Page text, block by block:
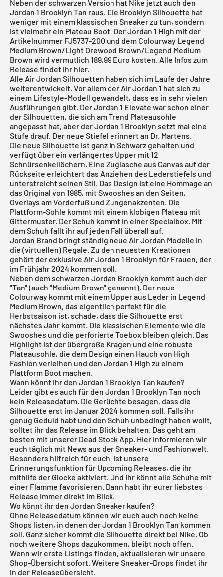
Neben der schwarzen Version hat Nike jetzt auch den
Jordan 1 Brooklyn Tan raus. Die Brooklyn Silhouette hat
weniger mit einem klassischen Sneaker zu tun, sondern
ist vielmehr ein Plateau Boot. DerJordan 1 High mit der
Artikelnummer FJ5737-200 und dem Colourway Legend
Medium Brown/Light Orewood Brown/Legend Medium
Brown wird vermutlich 189,99 Euro kosten. Alle Infos zum
Release findet ihr hier.
Alle Air Jordan Silhouetten haben sich im Laufe der Jahre
weiterentwickelt. Vor allem der Air Jordan 1 hat sich zu
einem Lifestyle-Modell gewandelt, dass es in sehr vielen
Ausführungen gibt. Der Jordan 1 Elevate war schon einer
der Silhouetten, die sich am Trend Plateausohle
angepasst hat, aber der Jordan 1 Brooklyn setzt mal eine
Stufe drauf. Der neue Stiefel erinnert an Dr. Martens.
Die neue Silhouette ist ganz in Schwarz gehalten und
verfügt über ein verlängertes Upper mit 12
Schnürsenkellöchern. Eine Zuglasche aus Canvas auf der
Rückseite erleichtert das Anziehen des Lederstiefels und
unterstreicht seinen Stil. Das Design ist eine Hommage an
das Original von 1985, mit Swooshes an den Seiten,
Overlays am Vorderfuß und Zungenakzenten. Die
Plattform-Sohle kommt mit einem klobigen Plateau mit
Gittermuster. Der Schuh kommt in einer Specialbox. Mit
dem Schuh fallt ihr auf jeden Fall überall auf.
Jordan Brand bringt ständig neue Air Jordan Modelle in
die (virtuellen) Regale. Zu den neuesten Kreationen
gehört der exklusive Air Jordan 1 Brooklyn für Frauen, der
im Frühjahr 2024 kommen soll.
Neben demschwarzen Jordan Brooklyn kommt auch der
"Tan" (auch "Medium Brown" genannt). Der neue
Colourway kommt mit einem Upper aus Leder in Legend
Medium Brown, das eigentlich perfekt für die
Herbstsaison ist, schade, dass die Silhouette erst
nächstes Jahr kommt. Die klassischen Elemente wie die
Swooshes und die perforierte Toebox bleiben gleich. Das
Highlight ist der übergroße Kragen und eine robuste
Plateausohle, die dem Design einen Hauch von High
Fashion verleihen und den Jordan 1 High zu einem
Plattform Boot machen.
Wann könnt ihr den Jordan 1 Brooklyn Tan kaufen?
Leider gibt es auch für den Jordan 1 Brooklyn Tan noch
kein Releasedatum. Die Gerüchte besagen, dass die
Silhouette erst im Januar 2024 kommen soll. Falls ihr
genug Geduld habt und den Schuh unbedingt haben wollt,
solltet ihr das Release im Blick behalten. Das geht am
besten mit unserer Dead Stock App. Hier informieren wir
euch täglich mit News aus der Sneaker- und Fashionwelt.
Besonders hilfreich für euch, ist unsere
Erinnerungsfunktion für Upcoming Releases, die ihr
mithilfe der Glocke aktiviert. Und ihr könnt alle Schuhe mit
einer Flamme favorisieren. Dann habt ihr eurer liebstes
Release immer direkt im Blick.
Wo könnt ihr den Jordan Sneaker kaufen?
Ohne Releasedatum können wir euch auch noch keine
Shops listen, in denen der Jordan 1 Brooklyn Tan kommen
soll. Ganz sicher kommt die Silhouette direkt bei Nike. Ob
noch weitere Shops dazukommen, bleibt noch offen.
Wenn wir erste Listings finden, aktualisieren wir unsere
Shop-Übersicht sofort. Weitere Sneaker-Drops findet ihr
in der Releaseübersicht.